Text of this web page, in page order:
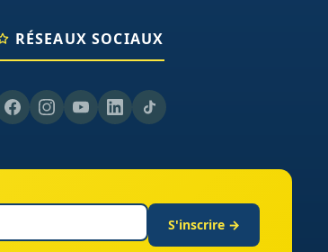
RÉSEAUX SOCIAUX
S'inscrire →